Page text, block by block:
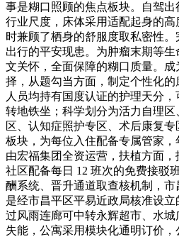
事是糊口照顾的焦点板块。自驾
行业尺度，床体采用适配起身的
时兼顾了栖身的舒服度取私密性
出行的平安现患。为肿瘤末期等
文关怀，全面保障的糊口质量。
择，从题勾当方面，制定个性化
人员均持有国度认证的护理天分
转地铁坐；科学划分为活力自理
区、认知症照护专区、术后康复
板块，为每位入住配备专属管家，
由宏福集团全资运营，扶植方面，
社区配备每日 12 班次的免费接驳
酬系统、晋升通道取查核机制，
是经市昌平区平易近政局核准设
过风雨连廊可中转永辉超市、水
失能，公寓采用模块化通明订价